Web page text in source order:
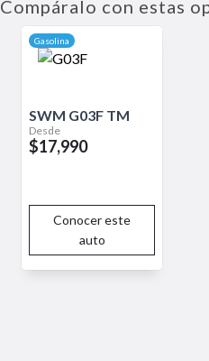
viaje. Su diseño robusto y
comodidad y la seguridad en un
Compáralo con estas
Gasolina
SWM G03F TM
Desde
$17,990
Conocer este
auto